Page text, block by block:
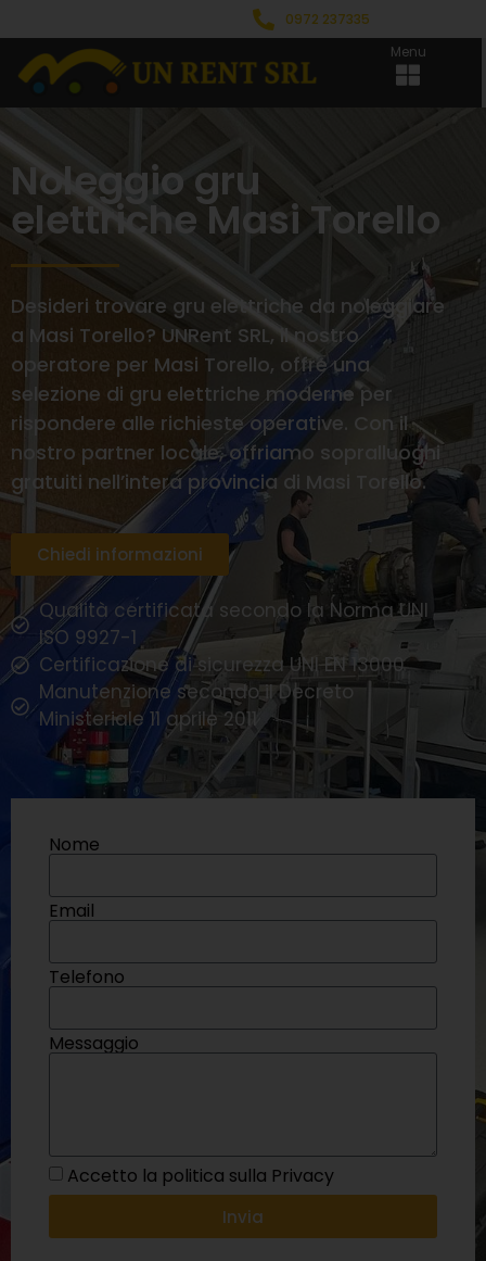
0972 237335
Menu
Noleggio gru
elettriche Masi Torello
Desideri trovare gru elettriche da noleggiare
a Masi Torello? UNRent SRL, il nostro
operatore per Masi Torello, offre una
selezione di gru elettriche moderne per
rispondere alle richieste operative. Con il
nostro partner locale, offriamo sopralluoghi
gratuiti nell’intera provincia di Masi Torello.
Chiedi informazioni
Qualità certificata secondo la Norma UNI
ISO 9927-1
Certificazione di sicurezza UNI EN 13000
Manutenzione secondo il Decreto
Ministeriale 11 aprile 2011
Nome
Email
Telefono
Messaggio
Accetto la politica sulla Privacy
Invia